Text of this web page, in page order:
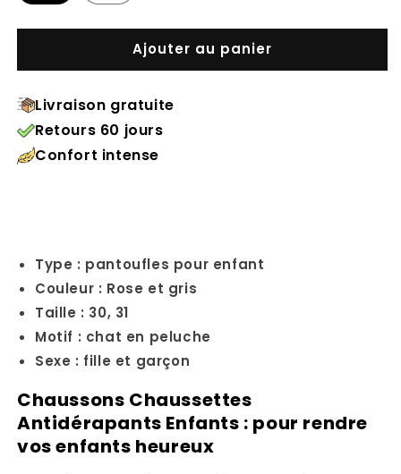
Ajouter au panier
Livraison gratuite
Retours 60 jours
Confort intense
Type : pantoufles pour enfant
Couleur : Rose et gris
Taille : 30, 31
Motif : chat en peluche
Sexe : fille et garçon
Chaussons Chaussettes
Antidérapants Enfants : pour rendre
vos enfants heureux